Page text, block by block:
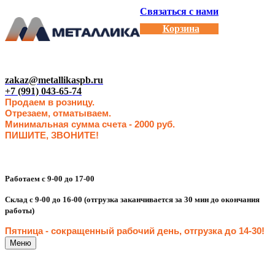
Связаться с нами
Корзина
zakaz@metallikaspb.ru
+7 (991) 043-65-74
Продаем в розницу.
Отрезаем, отматываем.
Минимальная сумма счета - 2000 руб.
ПИШИТЕ, ЗВОНИТЕ!
Работаем с 9-00 до 17-00
Склад с 9-00 до 16-00 (отгрузка заканчивается за 30 мин до окончания
работы)
Пятница - сокращенный рабочий день, отгрузка до 14-30!
Меню